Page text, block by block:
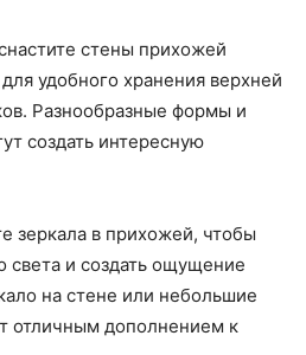
стены прихожей
удобного хранения верхней
Разнообразные формы и
создать интересную
зеркала в прихожей, чтобы
света и создать ощущение
на стене или небольшие
отличным дополнением к